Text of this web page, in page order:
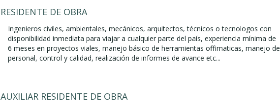
RESIDENTE DE OBRA
Ingenieros civiles, ambientales, mecánicos, arquitectos, técnicos o tecnologos con
disponibilidad inmediata para viajar a cualquier parte del país, experiencia mínima de
6 meses en proyectos viales, manejo básico de herramientas offimaticas, manejo de
personal, control y calidad, realización de informes de avance etc...
AUXILIAR RESIDENTE DE OBRA